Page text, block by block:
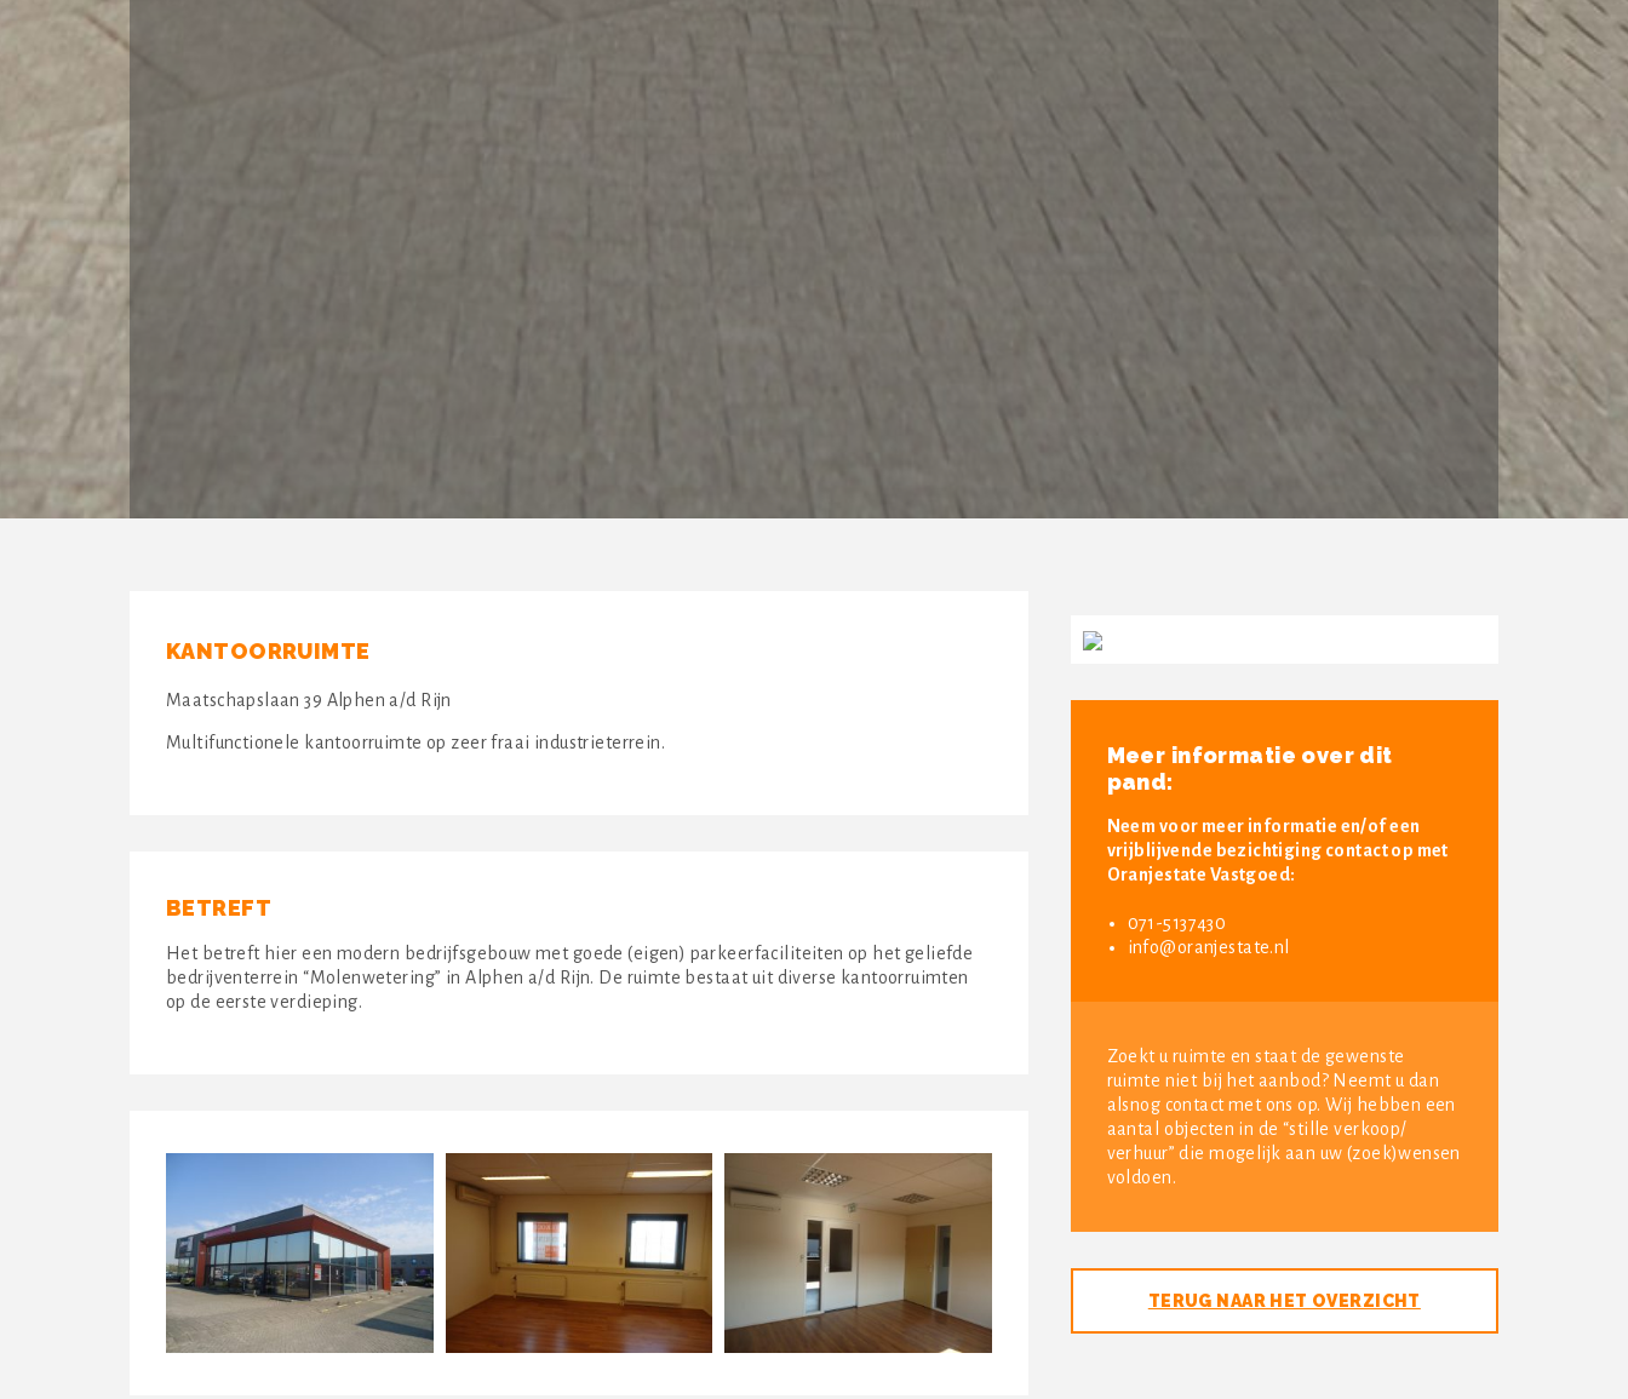
KANTOORRUIMTE
Maatschapslaan 39 Alphen a/d Rijn
Multifunctionele kantoorruimte op zeer fraai industrieterrein.
BETREFT
Het betreft hier een modern bedrijfsgebouw met goede (eigen) parkeerfaciliteiten op het geliefde
bedrijventerrein “Molenwetering” in Alphen a/d Rijn. De ruimte bestaat uit diverse kantoorruimten
op de eerste verdieping.
Meer informatie over dit
pand:
Neem voor meer informatie en/of een
vrijblijvende bezichtiging contact op met
Oranjestate Vastgoed:
071-5137430
info@oranjestate.nl
Zoekt u ruimte en staat de gewenste
ruimte niet bij het aanbod? Neemt u dan
alsnog contact met ons op. Wij hebben een
aantal objecten in de “stille verkoop/
verhuur” die mogelijk aan uw (zoek)wensen
voldoen.
TERUG NAAR HET OVERZICHT